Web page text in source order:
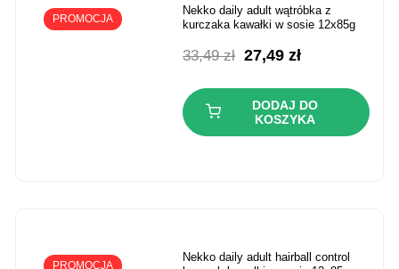
PROMOCJA
nekko daily adult wątróbka z
kurczaka kawałki w sosie 12x85g
33,49zł Pierwotna
33,49 zł.
27,49złAktualna
wynosi:
27,49 zł.
DODAJ DO
KOSZYKA
PROMOCJA
nekko daily adult hairball control